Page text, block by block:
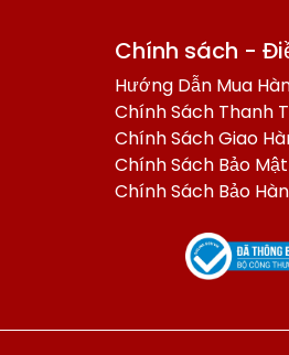
Chính sách -
Hướng Dẫn Mua
Chính Sách Thanh
Chính Sách Giao
Chính Sách Bảo Mật
Chính Sách Bảo